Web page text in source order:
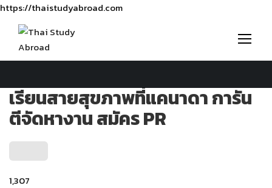
https://thaistudyabroad.com
เรียนสายสุขภาพที่แคนาดา การัน
ตีจัดหางาน สมัคร PR
1,307